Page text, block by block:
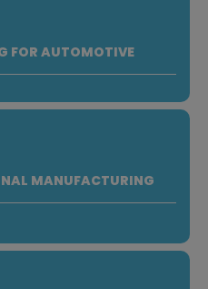
FOR AUTOMOTIVE
MANUFACTURING